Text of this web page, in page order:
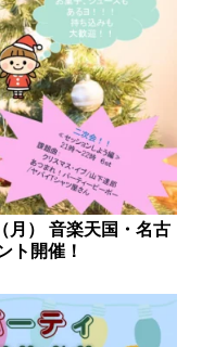
月） 音楽天国・名古
ト開催！